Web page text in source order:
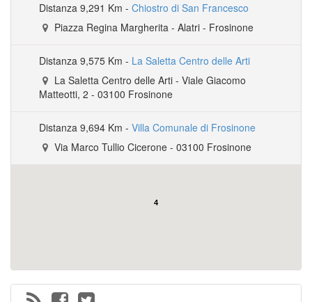
Distanza 9,291 Km - Chiostro di San Francesco
Piazza Regina Margherita - Alatri - Frosinone
Distanza 9,575 Km - La Saletta Centro delle Arti
La Saletta Centro delle Arti - Viale Giacomo
Matteotti, 2 - 03100 Frosinone
Distanza 9,694 Km - Villa Comunale di Frosinone
Via Marco Tullio Cicerone - 03100 Frosinone
4